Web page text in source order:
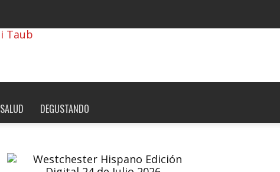
SALUD DEGUSTANDO